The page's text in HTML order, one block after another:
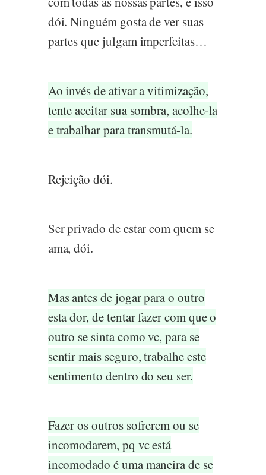
dói. Ninguém gosta de ver suas
partes que julgam imperfeitas…
Ao invés de ativar a vitimização,
tente aceitar sua sombra, acolhe-la
e trabalhar para transmutá-la.
Rejeição dói.
Ser privado de estar com quem se
ama, dói.
Mas antes de jogar para o outro
esta dor, de tentar fazer com que o
outro se sinta como vc, para se
sentir mais seguro, trabalhe este
sentimento dentro do seu ser.
Fazer os outros sofrerem ou se
incomodarem, pq vc está
incomodado é uma maneira de se